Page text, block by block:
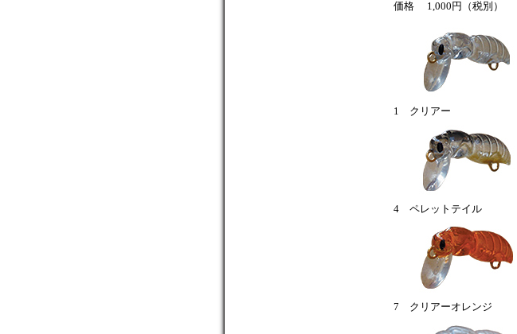
価格 1,000円（税別）
1 クリアー
4 ペレットテイル
7 クリアーオレンジ